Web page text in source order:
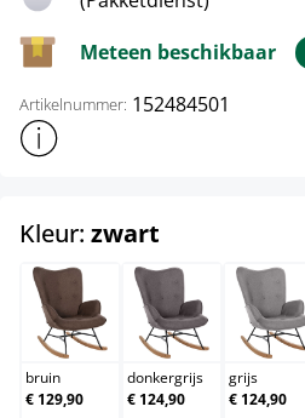
Meteen beschikbaar
Artikelnummer: 152484501
Toon meer productinformatie
Kleur: zwart
bruin
bruin
€ 129,90
donkergrijs
donkergrijs
€ 124,90
grijs
€ 124,90